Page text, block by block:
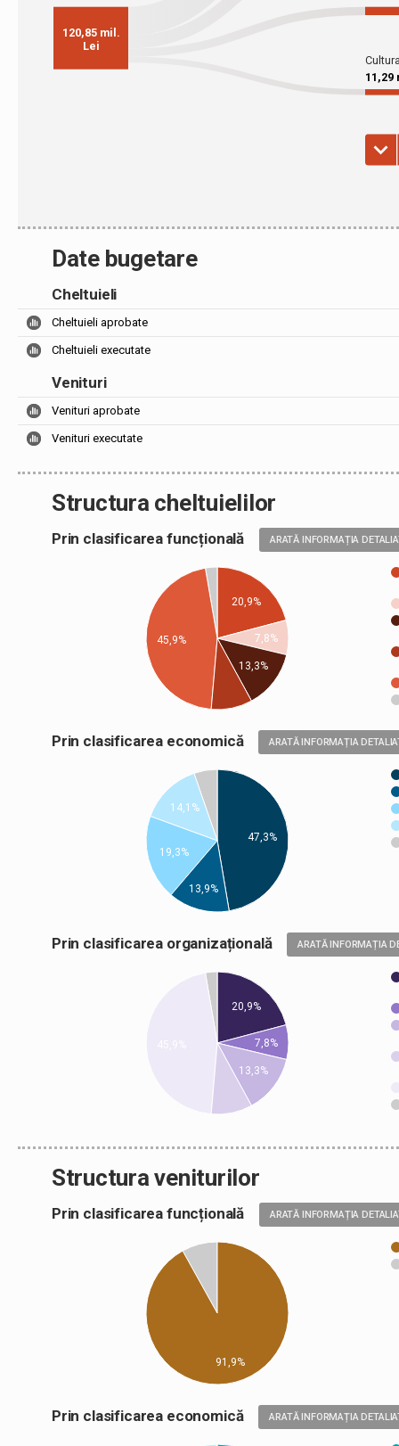
Date bugetare
Cheltuieli
Cheltuieli aprobate
Cheltuieli executate
Venituri
Venituri aprobate
Venituri executate
Structura cheltuielilor
Prin clasificarea funcțională ARATĂ INFORMAȚIA
20,9%
7,8%
13,3%
45,9%
Prin clasificarea economică ARATĂ INFORMAȚIA
47,3%
14,1%
19,3%
13,9%
Prin clasificarea organizațională ARATĂ INFORMAȚIA
20,9%
7,8%
13,3%
Structura veniturilor
Prin clasificarea funcțională ARATĂ INFORMAȚIA
91,9%
Prin clasificarea economică ARATĂ INFORMAȚIA